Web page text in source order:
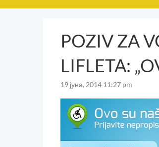
POZIV ZA
LIFLETA:
19 јуна, 2014 11:27 pm